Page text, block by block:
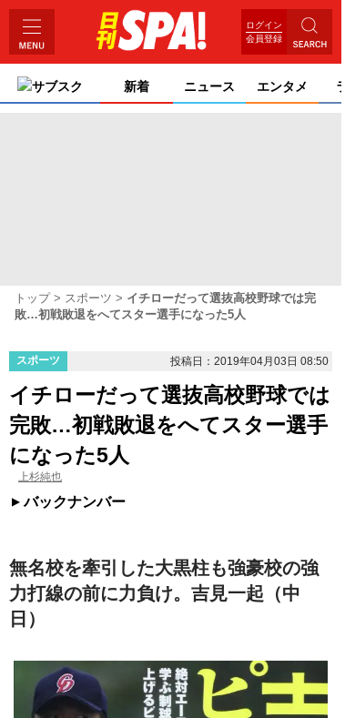
ログイン
会員登録
サブスク 新着 ニュース エンタメ
トップ スポーツ
イチローだって選抜高校野球では完
敗…初戦敗退をへてスター選手になった5人
スポーツ 投稿日：2019年04月03日 08:50
イチローだって選抜高校野球では
完敗…初戦敗退をへてスター選手
になった5人
上杉純也
バックナンバー
無名校を牽引した大黒柱も強豪校の強
力打線の前に力負け。吉見一起（中
日）